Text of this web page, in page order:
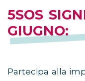
5SOS
GIUGNO:
Partecipa alla